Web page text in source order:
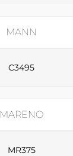
MANN
C3495
MARENO
MR375